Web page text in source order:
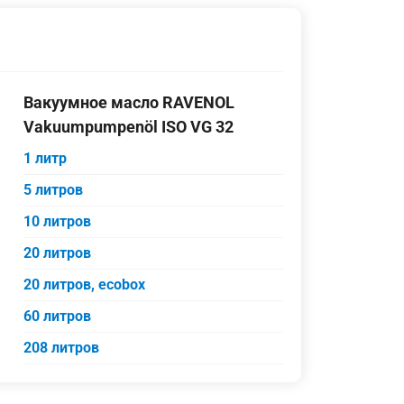
Вакуумное масло RAVENOL
Vakuumpumpenöl ISO VG 32
1 литр
5 литров
10 литров
20 литров
20 литров, ecobox
60 литров
208 литров